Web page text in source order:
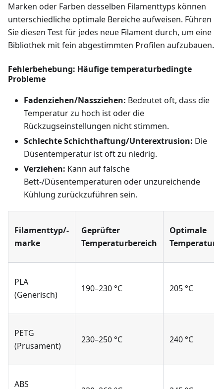
Marken oder Farben desselben Filamenttyps können
unterschiedliche optimale Bereiche aufweisen. Führen
Sie diesen Test für jedes neue Filament durch, um eine
Bibliothek mit fein abgestimmten Profilen aufzubauen.
Fehlerbehebung: Häufige temperaturbedingte
Probleme
Fadenziehen/Nassziehen: Bedeutet oft, dass die
Temperatur zu hoch ist oder die
Rückzugseinstellungen nicht stimmen.
Schlechte Schichthaftung/Unterextrusion: Die
Düsentemperatur ist oft zu niedrig.
Verziehen: Kann auf falsche
Bett-/Düsentemperaturen oder unzureichende
Kühlung zurückzuführen sein.
Filamenttyp/-
marke
Geprüfter
Temperaturbereich
Optimale
Temperatur
PLA
(Generisch)
190–230 °C 205 °C
PETG
(Prusament)
230–250 °C 240 °C
ABS